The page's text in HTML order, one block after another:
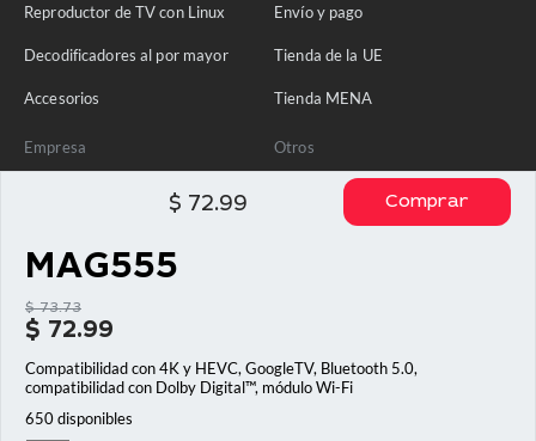
$ 72.99 Comprar
MAG555
$73.73
El
precio
original
era:
$ 73.73.
$ 72.99
precio
actual
es:
$ 72.99.
Compatibilidad con 4K y HEVC, GoogleTV, Bluetooth 5.0,
compatibilidad con Dolby Digital™, módulo Wi-Fi
650 disponibles
Reproductor de TV con Linux
Decodificadores al por mayor
Accesorios
Envío y pago
Tienda de la UE
Tienda MENA
Empresa
Blog
Preguntas frecuentes
Otros
Política de privacidad